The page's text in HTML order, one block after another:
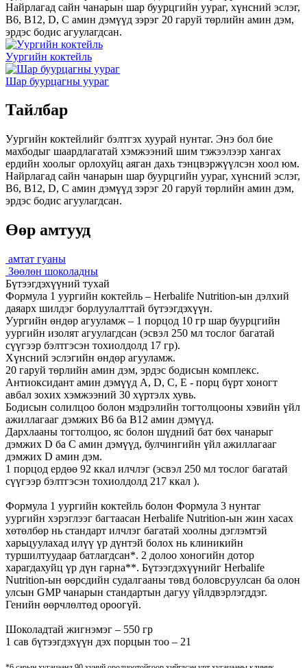
Найрлагад сайн чанарын шар буурцгийн уураг, хүнсний эслэг,
B6, B12, D, C амин дэмүүд зэрэг 20 гаруй төрлийн амин дэм,
эрдэс бодис агуулагдсан.
Уургийн коктейль
Шар буурцагны уураг
Тайлбар
Уургийн коктейлийг бэлтгэх хуурай нунтаг. Энэ бол бие
махбодыг шаардлагатай хэмжээний шим тэжээлээр хангах
ердийн хоолыг орлохуйц аяган дахь тэнцвэржүүлсэн хоол юм.
Найрлагад сайн чанарын шар буурцгийн уураг, хүнсний эслэг,
B6, B12, D, C амин дэмүүд зэрэг 20 гаруй төрлийн амин дэм,
эрдэс бодис агуулагдсан.
Өөр амтууд
амтат гуаны
Зөөлөн шоколадны
Бүтээгдэхүүний тухай
Формула 1 уургийн коктейль – Herbalife Nutrition-ын дэлхий
даяарх шилдэг борлуулалттай бүтээгдэхүүн.
Уургийн өндөр агууламж – 1 порцод 10 гр шар буурцгийн
уургийн изолят агуулагдсан (эсвэл 250 мл тослог багатай
сүүгээр бэлтгэсэн тохиолдолд 17 гр).
Хүнсний эслэгийн өндөр агууламж.
20 гаруй төрлийн амин дэм, эрдэс бодисын комплекс.
Антиоксидант амин дэмүүд A, D, C, E - порц бүрт хоногт
авбал зохих хэмжээний 30 хүртэлх хувь.
Бодисын солилцоо болон мэдрэлийн тогтолцооны хэвийн үйл
ажиллагааг дэмжих B6 ба B12 амин дэмүүд.
Дархлааны тогтолцоо, яс болон шүдний бат бөх чанарыг
дэмжих D ба C амин дэмүүд, булчингийн үйл ажиллагааг
дэмжих D амин дэм.
1 порцод ердөө 92 ккал илчлэг (эсвэл 250 мл тослог багатай
сүүгээр бэлтгэсэн тохиолдолд 217 ккал ).
Формула 1 уургийн коктейль болон Формула 3 нунтаг
уургийн хэрэглээг багтаасан Herbalife Nutrition-ын жин хасах
хөтөлбөр нь стандарт илчлэг багатай хоолны дэглэмтэй
харьцуулахад илүү үр дүнтэй болох нь клиникийн
туршилтуудаар батлагдсан*. 2 долоо хоногийн дотор
харагдахуйц үр дүн гарна**. Бүтээгдэхүүнийг Herbalife
Nutrition-ын өөрсдийн судалгааны төвд боловсруулсан ба олон
улсын GMP чанарын стандартын дагуу үйлдвэрлэгддэг.
Генийн өөрчлөлтөд ороогүй.
Шоколадтай жигнэмэг – 550 гр
1 сав бүтээгдэхүүн дэх порцын тоо – 21